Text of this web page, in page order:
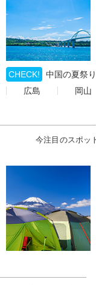
CHECK!
中国の夏祭
広島
岡山
今注目のスポッ